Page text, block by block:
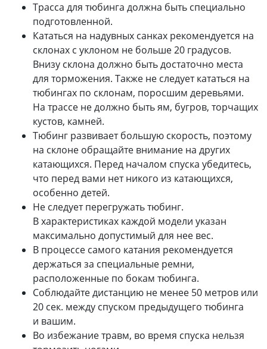
Трасса для тюбинга должна быть специально
подготовленной.
Кататься на надувных санках рекомендуется на
склонах с уклоном не больше 20 градусов.
Внизу склона должно быть достаточно места
для торможения. Также не следует кататься на
тюбингах по склонам, поросшим деревьями.
На трассе не должно быть ям, бугров, торчащих
кустов, камней.
Тюбинг развивает большую скорость, поэтому
на склоне обращайте внимание на других
катающихся. Перед началом спуска убедитесь,
что перед вами нет никого из катающихся,
особенно детей.
Не следует перегружать тюбинг.
В характеристиках каждой модели указан
максимально допустимый для нее вес.
В процессе самого катания рекомендуется
держаться за специальные ремни,
расположенные по бокам тюбинга.
Соблюдайте дистанцию не менее 50 метров или
20 сек. между спуском предыдущего тюбинга
и вашим.
Во избежание травм, во время спуска нельзя